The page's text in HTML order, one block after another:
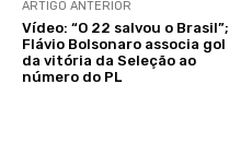
ARTIGO ANTERIOR
Vídeo: “O 22 salvou o Brasil”;
Flávio Bolsonaro associa gol
da vitória da Seleção ao
número do PL